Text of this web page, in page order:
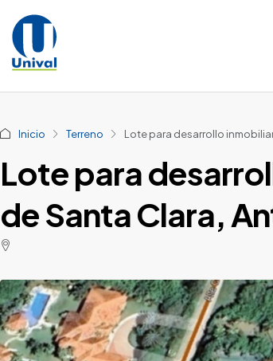
Inicio Terreno Lote para desarrollo
Lote para
de Santa Clara,